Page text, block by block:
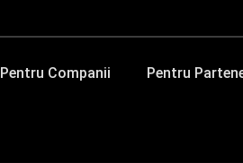
Pentru Companii Pentru